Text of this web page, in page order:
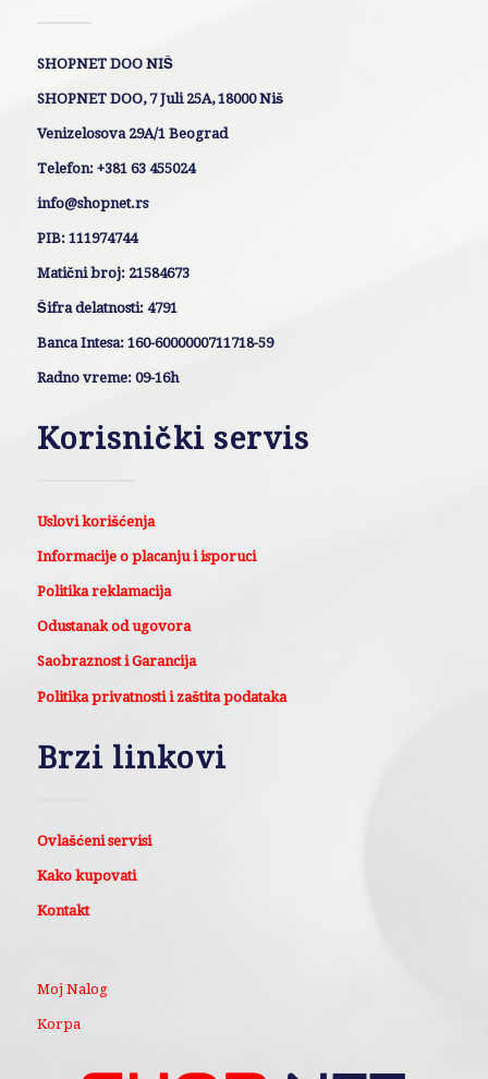
SHOPNET DOO NIŠ
SHOPNET DOO, 7 Juli 25A, 18000 Niš
Venizelosova 29A/1 Beograd
Telefon: +381 63 455024
info@shopnet.rs
PIB: 111974744
Matični broj: 21584673
Šifra delatnosti: 4791
Banca Intesa: 160-6000000711718-59
Radno vreme: 09-16h
Korisnički servis
Uslovi korišćenja
Informacije o placanju i isporuci
Politika reklamacija
Odustanak od ugovora
Saobraznost i Garancija
Politika privatnosti i zaštita podataka
Brzi linkovi
Ovlašćeni servisi
Kako kupovati
Kontakt
Moj Nalog
Korpa